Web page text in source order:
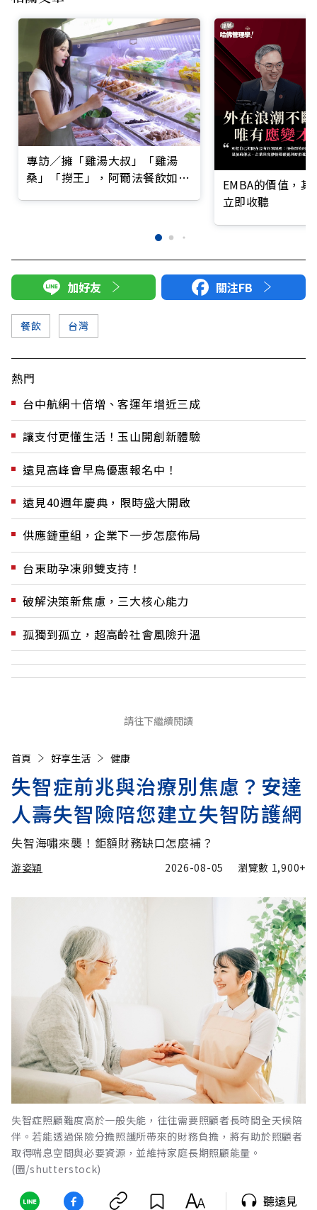
專訪／擁「雞湯大叔」「雞湯
桑」「撈王」，阿爾法餐飲如何
EMBA的價值，
立即收聽
加好友 關注FB
餐飲 台灣
熱門
台中航網十倍增、客運年增近三成
讓支付更懂生活！玉山開創新體驗
遠見高峰會早鳥優惠報名中！
遠見40週年慶典，限時盛大開啟
供應鏈重組，企業下一步怎麼佈局
台東助孕凍卵雙支持！
破解決策新焦慮，三大核心能力
孤獨到孤立，超高齡社會風險升溫
請往下繼續閱讀
首頁 好享生活 健康
失智症前兆與治療別焦慮？安達
人壽失智險陪您建立失智防護網
失智海嘯來襲！鉅額財務缺口怎麼補？
游姿穎 2026-08-05 瀏覽數 1,900+
失智症照顧難度高於一般失能，往往需要照顧者長時間全天候陪
伴。若能透過保險分擔照護所帶來的財務負擔，將有助於照顧者
取得喘息空間與必要資源，並維持家庭長期照顧能量。
(圖/shutterstock)
聽遠見